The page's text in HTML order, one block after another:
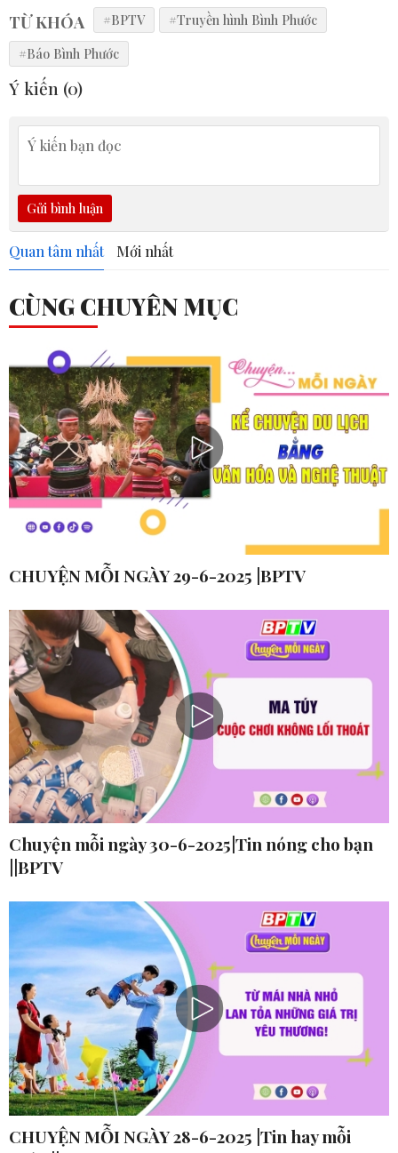
TỪ KHÓA #BPTV
#Truyền hình Bình Phước
#Báo Bình Phước
Ý kiến (0)
Gửi bình luận
Quan tâm nhất Mới nhất
CÙNG CHUYÊN MỤC
CHUYỆN MỖI NGÀY 29-6-2025 |BPTV
Chuyện mỗi ngày 30-6-2025|Tin nóng cho bạn
||BPTV
CHUYỆN MỖI NGÀY 28-6-2025 |Tin hay mỗi